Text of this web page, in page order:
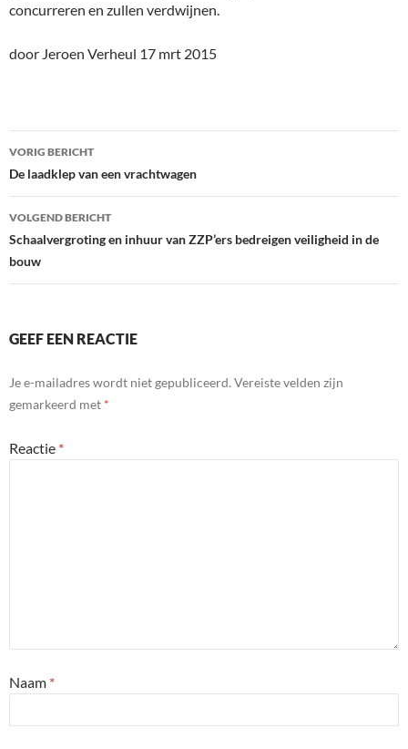
concurreren en zullen verdwijnen.
door Jeroen Verheul 17 mrt 2015
Bericht
navigatie
VORIG BERICHT
De laadklep van een vrachtwagen
VOLGEND BERICHT
Schaalvergroting en inhuur van ZZP’ers bedreigen veiligheid in de
bouw
GEEF EEN REACTIE
Je e-mailadres wordt niet gepubliceerd. Vereiste velden zijn
gemarkeerd met *
Reactie *
Naam *